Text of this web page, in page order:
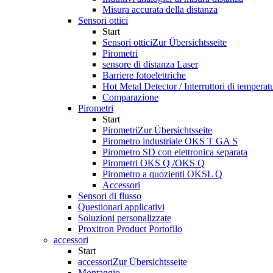
Misura accurata della distanza
Sensori ottici
Start
Sensori otticiZur Übersichtsseite
Pirometri
sensore di distanza Laser
Barriere fotoelettriche
Hot Metal Detector / Interruttori di
Comparazione
Pirometri
Start
PirometriZur Übersichtsseite
Pirometro industriale OKS T GA S
Pirometro SD con elettronica separata
Pirometri OKS Q /OKS Q
Pirometro a quozienti OKSL Q
Accessori
Sensori di flusso
Questionari applicativi
Soluzioni personalizzate
Proxitron Product Portofilo
accessori
Start
accessoriZur Übersichtsseite